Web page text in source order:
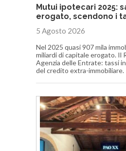
Mutui ipotecari 2025:
erogato, scendono i
5 Agosto 2026
Nel 2025 quasi 907 mila
miliardi di capitale erogato. Il
Agenzia delle Entrate: tassi
del credito extra-immobiliare.